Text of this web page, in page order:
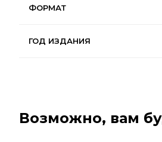
ФОРМАТ
ГОД ИЗДАНИЯ
Возможно, вам